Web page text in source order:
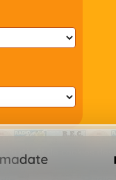
le dépôt de cookies